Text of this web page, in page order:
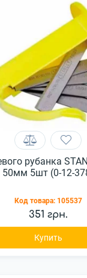
рубанка
50мм 5шт (0-12-
Код товара: 105537
351 грн.
Купить